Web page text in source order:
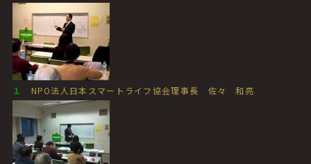
１ NPO法人日本スマートライフ協会理事長 佐々 和亮